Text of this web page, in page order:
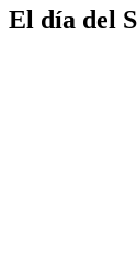
El día del